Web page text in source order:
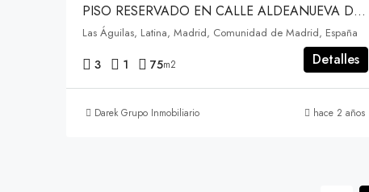
PISO RESERVADO EN CALLE ALDEANUEVA DE LA VERÁ, LATINA, MADRID
Las Águilas, Latina, Madrid, Comunidad de Madrid, España
3 1 75m2 Detalles
Darek Grupo Inmobiliario hace 2 años